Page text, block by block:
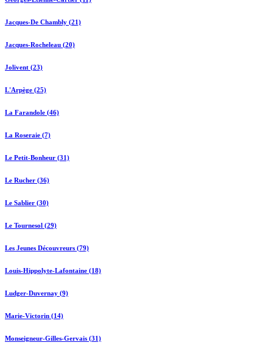
Jacques-De Chambly (21)
Jacques-Rocheleau (20)
Jolivent (23)
L'Arpège (25)
La Farandole (46)
La Roseraie (7)
Le Petit-Bonheur (31)
Le Rucher (36)
Le Sablier (30)
Le Tournesol (29)
Les Jeunes Découvreurs (79)
Louis-Hippolyte-Lafontaine (18)
Ludger-Duvernay (9)
Marie-Victorin (14)
Monseigneur-Gilles-Gervais (31)